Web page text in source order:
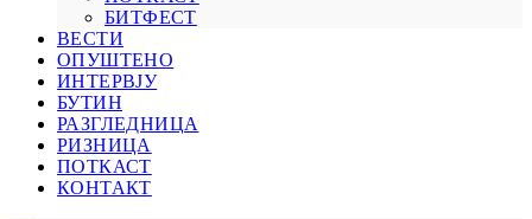
БИТФЕСТ
ВЕСТИ
ОПУШТЕНО
ИНТЕРВЈУ
БУТИН
РАЗГЛЕДНИЦА
РИЗНИЦА
ПОТКАСТ
КОНТАКТ